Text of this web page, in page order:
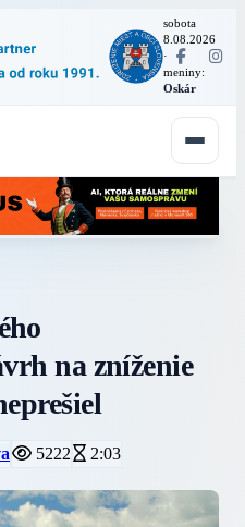
sobota
8.08.2026
·
meniny:
Oskár
na zníženie
5222 2:03